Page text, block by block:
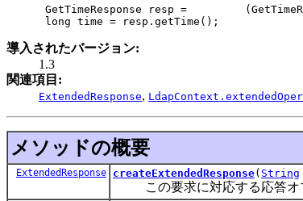
GetTimeResponse resp =
long time = resp.getTime();
導入されたバージョン:
1.3
関連項目:
ExtendedResponse,
メソッドの概要
ExtendedResponse createExtendedResponse( String
この要求に対応する応答オ